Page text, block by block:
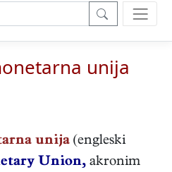
unija
unija (engleski
Union, akronim